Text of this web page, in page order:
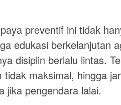
preventif ini tidak
edukasi berkelanjutan
disiplin berlalu lintas.
tidak maksimal, hingga
jika pengendara lalai.